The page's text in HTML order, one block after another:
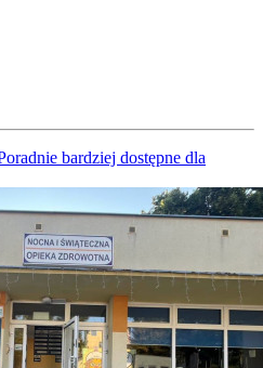
bardziej dostępne dla